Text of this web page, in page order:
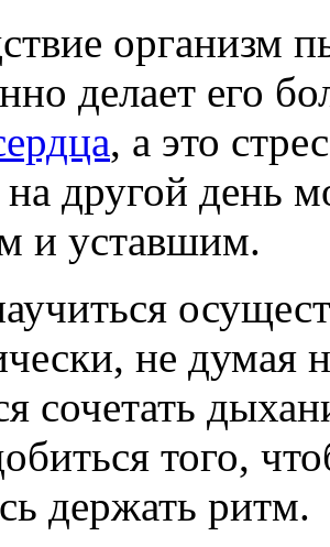
организм
делает его
, а это
другой день
и уставшим.
не
сочетать
того,
держать ритм.